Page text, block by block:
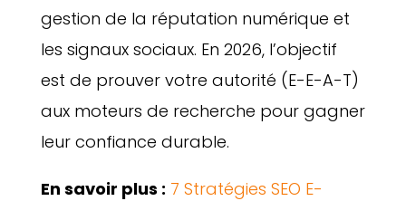
gestion de la réputation numérique et
les signaux sociaux. En 2026, l’objectif
est de prouver votre autorité (E-E-A-T)
aux moteurs de recherche pour gagner
leur confiance durable.
En savoir plus : 7 Stratégies SEO E-